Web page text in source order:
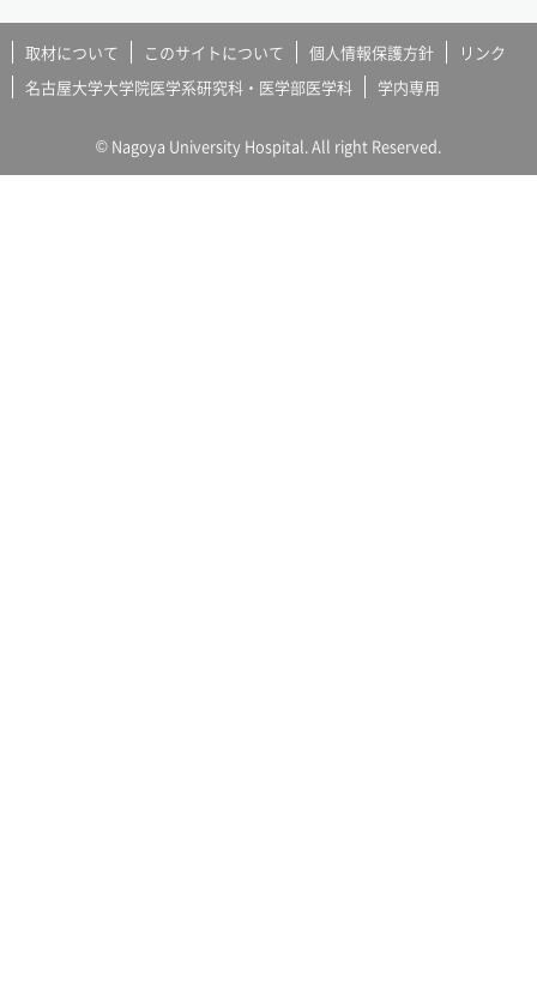
取材について このサイトについて 個人情報保護方針
リンク
名古屋大学大学院医学系研究科・医学部医学科
学内専用
© Nagoya University Hospital. All right Reserved.